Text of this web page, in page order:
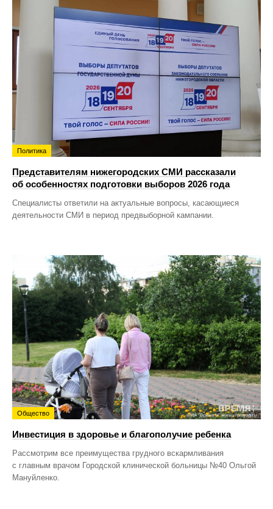
Политика
Представителям нижегородских СМИ рассказали
об особенностях подготовки выборов 2026 года
Специалисты ответили на актуальные вопросы, касающиеся
деятельности СМИ в период предвыборной кампании.
Общество
Инвестиция в здоровье и благополучие ребенка
Рассмотрим все преимущества грудного вскармливания
с главным врачом Городской клинической больницы №40 Ольгой
Мануйленко.